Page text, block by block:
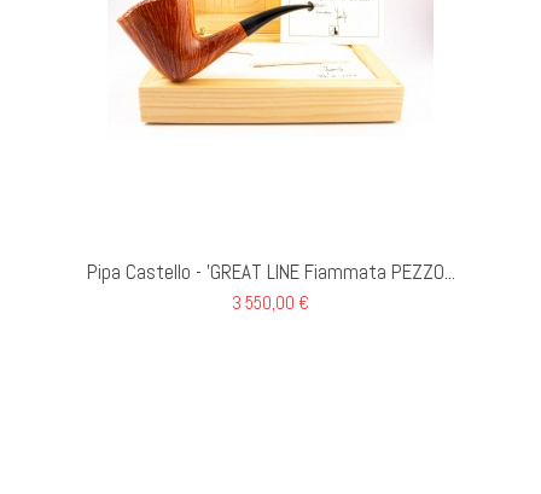
Pipa Castello - 'GREAT LINE Fiammata PEZZO...
3 550,00 €